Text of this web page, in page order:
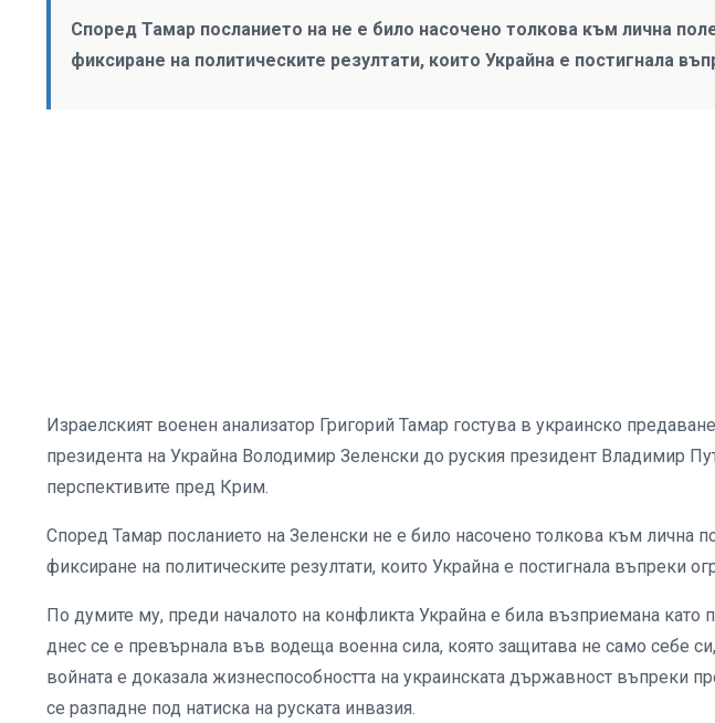
Според Тамар посланието на не е било насочено толкова към лична
фиксиране на политическите резултати, които Украйна е постигнала
Израелският военен анализатор Григорий Тамар гостува в украинско
президента на Украйна Володимир Зеленски до руския президент Владимир
перспективите пред Крим.
Според Тамар посланието на Зеленски не е било насочено толкова към лична
фиксиране на политическите резултати, които Украйна е постигнала въпреки
По думите му, преди началото на конфликта Украйна е била възприемана
днес се е превърнала във водеща военна сила, която защитава не само себе
войната е доказала жизнеспособността на украинската държавност въпреки
се разпадне под натиска на руската инвазия.